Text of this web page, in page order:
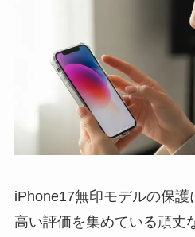
iPhone17無印モデルの保護
高い評価を集めている頑丈